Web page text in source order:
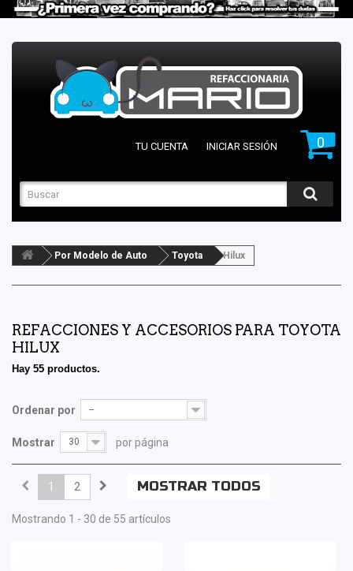
0
TU CUENTA INICIAR SESIÓN
Por Modelo de Auto Toyota Hilux
REFACCIONES Y ACCESORIOS PARA TOYOTA
HILUX
Hay 55 productos.
Ordenar por --
Mostrar 30 por página
MOSTRAR TODOS
1 2
Mostrando 1 - 30 de 55 artículos